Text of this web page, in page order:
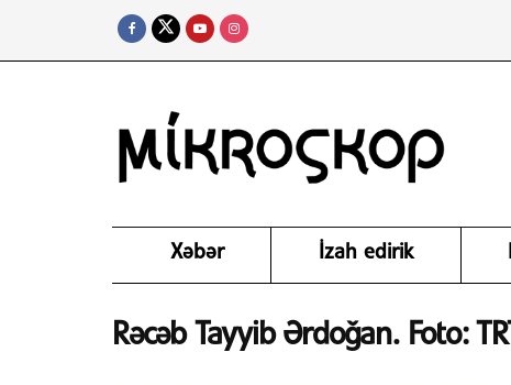
Xəbər İzah edirik
Rəcəb Tayyib Ərdoğan. Foto: TRT